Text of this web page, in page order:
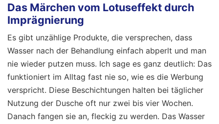
Das Märchen vom Lotuseffekt durch
Imprägnierung
Es gibt unzählige Produkte, die versprechen, dass
Wasser nach der Behandlung einfach abperlt und man
nie wieder putzen muss. Ich sage es ganz deutlich: Das
funktioniert im Alltag fast nie so, wie es die Werbung
verspricht. Diese Beschichtungen halten bei täglicher
Nutzung der Dusche oft nur zwei bis vier Wochen.
Danach fangen sie an, fleckig zu werden. Das Wasser